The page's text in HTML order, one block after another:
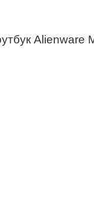
Alienware